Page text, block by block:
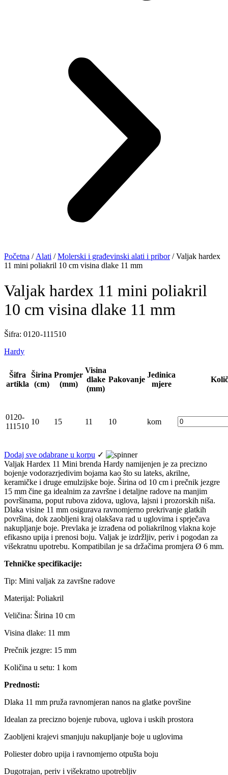
Početna / Alati /Molerski i građevinski alati i pribor/ Valjak hardex
11 mini poliakril 10 cm visina dlake 11 mm
Valjak hardex 11 mini poliakril
10 cm visina dlake 11 mm
Šifra: 0120 -111510
Hardy
Šifra
artikla
Širina
(cm)
Promjer
(mm)
Visina
dlake
(mm)
Pakovanje
Jedinica
mjere
0120-
111510
10 15 11 10 kom
Dodaj sve odabrane u korpu ✓
Valjak Hardex 11 Mini brenda Hardy namijenjen je za precizno
bojenje vodorazrjedivim bojama kao što su lateks, akrilne,
keramičke i druge emulzijske boje. Širina od 10 cm i prečnik jezgre
15 mm čine ga idealnim za završne i detaljne radove na manjim
površinama, poput rubova zidova, uglova, lajsni i prozorskih niša.
Dlaka visine 11 mm osigurava ravnomjerno prekrivanje glatkih
površina, dok zaobljeni kraj olakšava rad u uglovima i sprječava
nakupljanje boje. Prevlaka je izrađena od poliakrilnog vlakna koje
efikasno upija i prenosi boju. Valjak je izdržljiv, periv i pogodan za
višekratnu upotrebu. Kompatibilan je sa držačima promjera Ø 6 mm.
Tehničke specifikacije:
Tip: Mini valjak za završne radove
Materijal: Poliakril
Veličina: Širina 10 cm
Visina dlake: 11 mm
Prečnik jezgre: 15 mm
Količina u setu: 1 kom
Prednosti:
Dlaka 11 mm pruža ravnomjeran nanos na glatke površine
Idealan za precizno bojenje rubova, uglova i uskih prostora
Zaobljeni krajevi smanjuju nakupljanje boje u uglovima
Poliester dobro upija i ravnomjerno otpušta boju
Dugotrajan, periv i višekratno upotrebljiv